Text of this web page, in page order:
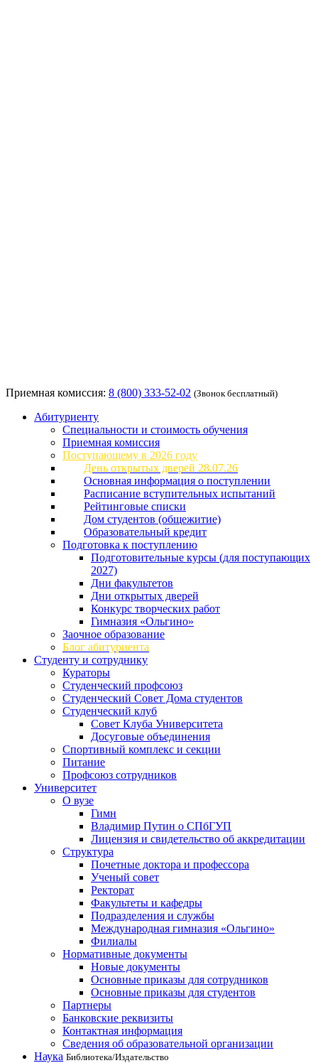
Приемная комиссия: 8 (800) 333-52-02 (Звонок бесплатный)
Абитуриенту
Специальности и стоимость обучения
Приемная комиссия
Поступающему в 2026 году
День открытых дверей 28.07.26
Основная информация о поступлении
Расписание вступительных испытаний
Рейтинговые списки
Дом студентов (общежитие)
Образовательный кредит
Подготовка к поступлению
Подготовительные курсы (для поступающих
2027)
Дни факультетов
Дни открытых дверей
Конкурс творческих работ
Гимназия «Ольгино»
Заочное образование
Блог абитуриента
Студенту и сотруднику
Кураторы
Студенческий профсоюз
Студенческий Совет Дома студентов
Студенческий клуб
Совет Клуба Университета
Досуговые объединения
Спортивный комплекс и секции
Питание
Профсоюз сотрудников
Университет
О вузе
Гимн
Владимир Путин о СПбГУП
Лицензия и свидетельство об аккредитации
Структура
Почетные доктора и профессора
Ученый совет
Ректорат
Факультеты и кафедры
Подразделения и службы
Международная гимназия «Ольгино»
Филиалы
Нормативные документы
Новые документы
Основные приказы для сотрудников
Основные приказы для студентов
Партнеры
Банковские реквизиты
Контактная информация
Сведения об образовательной организации
Наука Библиотека/Издательство